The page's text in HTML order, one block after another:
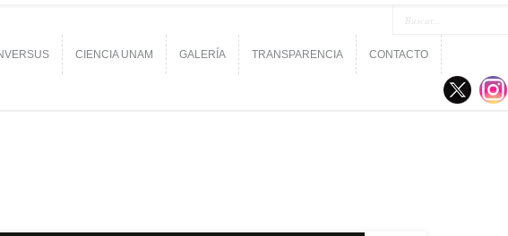
CIENCIA UNAM GALERÍA TRANSPARENCIA CONTACTO